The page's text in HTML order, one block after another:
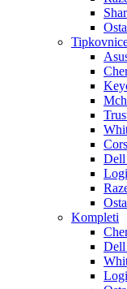
Dell
Kompleti
Dell